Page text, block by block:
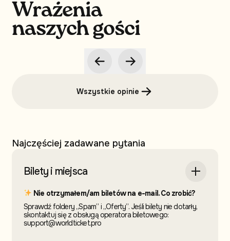
Wrażenia
naszych gości
Wszystkie opinie
Najczęściej zadawane pytania
Bilety i miejsca
Nie otrzymałem/am biletów na e-mail. Co zrobić?
Sprawdź foldery „Spam” i „Oferty”. Jeśli bilety nie dotarły,
skontaktuj się z obsługą operatora biletowego:
support@worldticket.pro